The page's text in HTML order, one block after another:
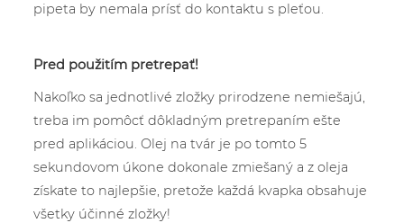
pipeta by nemala prísť do kontaktu s pleťou.
Pred použitím pretrepať!
Nakoľko sa jednotlivé zložky prirodzene nemiešajú,
treba im pomôcť dôkladným pretrepaním ešte
pred aplikáciou.Olej na tvár je po tomto 5
sekundovom úkone dokonale zmiešaný a z oleja
získate to najlepšie, pretože každá kvapka obsahuje
všetky účinné zložky!